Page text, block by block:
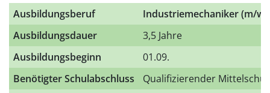
Ausbildungsberuf
Industriemechaniker (m/w/
Ausbildungsdauer
3,5 Jahre
Ausbildungsbeginn
01.09.
Benötigter Schulabschluss
Qualifizierender